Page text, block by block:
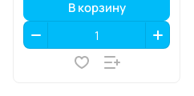
В корзину